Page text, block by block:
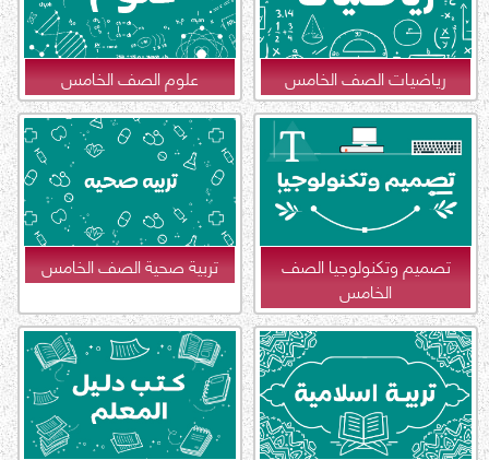
رياضيات الصف الخامس علوم الصف الخامس
تصميم وتكنولوجيا الصف
الخامس
تربية صحية الصف الخامس